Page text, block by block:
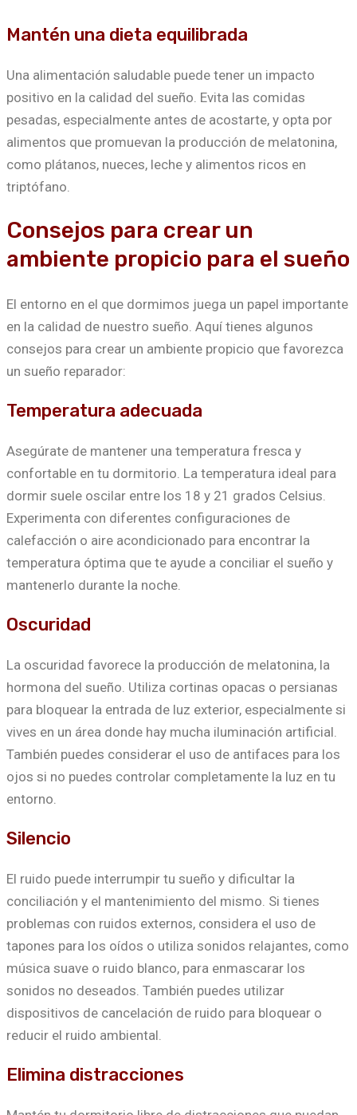
Mantén una dieta equilibrada
Una alimentación saludable puede tener un impacto
positivo en la calidad del sueño. Evita las comidas
pesadas, especialmente antes de acostarte, y opta por
alimentos que promuevan la producción de melatonina,
como plátanos, nueces, leche y alimentos ricos en
triptófano.
Consejos para crear un
ambiente propicio para el sueño
El entorno en el que dormimos juega un papel importante
en la calidad de nuestro sueño. Aquí tienes algunos
consejos para crear un ambiente propicio que favorezca
un sueño reparador:
Temperatura adecuada
Asegúrate de mantener una temperatura fresca y
confortable en tu dormitorio. La temperatura ideal para
dormir suele oscilar entre los 18 y 21 grados Celsius.
Experimenta con diferentes configuraciones de
calefacción o aire acondicionado para encontrar la
temperatura óptima que te ayude a conciliar el sueño y
mantenerlo durante la noche.
Oscuridad
La oscuridad favorece la producción de melatonina, la
hormona del sueño. Utiliza cortinas opacas o persianas
para bloquear la entrada de luz exterior, especialmente si
vives en un área donde hay mucha iluminación artificial.
También puedes considerar el uso de antifaces para los
ojos si no puedes controlar completamente la luz en tu
entorno.
Silencio
El ruido puede interrumpir tu sueño y dificultar la
conciliación y el mantenimiento del mismo. Si tienes
problemas con ruidos externos, considera el uso de
tapones para los oídos o utiliza sonidos relajantes, como
música suave o ruido blanco, para enmascarar los
sonidos no deseados. También puedes utilizar
dispositivos de cancelación de ruido para bloquear o
reducir el ruido ambiental.
Elimina distracciones